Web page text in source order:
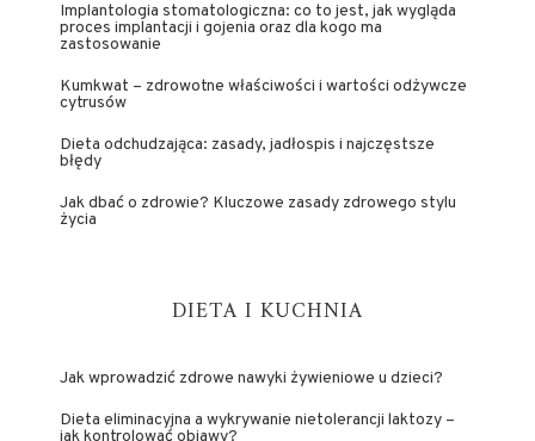
Implantologia stomatologiczna: co to jest, jak wygląda
proces implantacji i gojenia oraz dla kogo ma
zastosowanie
Kumkwat – zdrowotne właściwości i wartości odżywcze
cytrusów
Dieta odchudzająca: zasady, jadłospis i najczęstsze
błędy
Jak dbać o zdrowie? Kluczowe zasady zdrowego stylu
życia
DIETA I KUCHNIA
Jak wprowadzić zdrowe nawyki żywieniowe u dzieci?
Dieta eliminacyjna a wykrywanie nietolerancji laktozy –
jak kontrolować objawy?